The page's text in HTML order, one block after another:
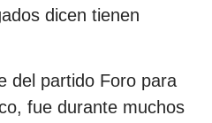
dicen tienen
del partido Foro para
fue durante muchos